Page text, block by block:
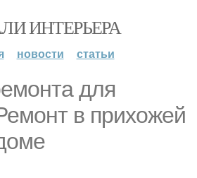
ИНТЕРЬЕРА
новости статьи
для
в прихожей